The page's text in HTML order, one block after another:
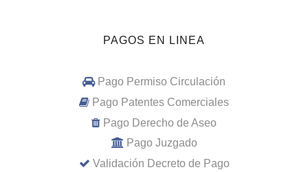
PAGOS EN LINEA
Pago Permiso Circulación
Pago Patentes Comerciales
Pago Derecho de Aseo
Pago Juzgado
Validación Decreto de Pago